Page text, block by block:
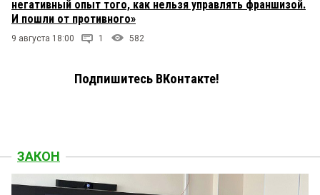
негативный опыт того, как нельзя управлять франшизой.
И пошли от противного»
9 августа 18:00 1 582
Подпишитесь ВКонтакте!
ЗАКОН